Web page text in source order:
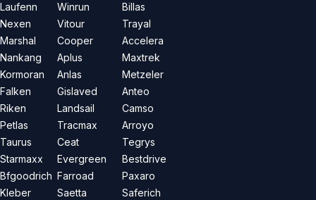
Laufenn
Nexen
Marshal
Nankang
Kormoran
Falken
Riken
Petlas
Taurus
Starmaxx
Bfgoodrich
Kleber
Winrun
Vitour
Cooper
Aplus
Anlas
Gislaved
Landsail
Tracmax
Ceat
Evergreen
Farroad
Saetta
Billas
Trayal
Accelera
Maxtrek
Metzeler
Anteo
Camso
Arroyo
Tegrys
Bestdrive
Paxaro
Saferich